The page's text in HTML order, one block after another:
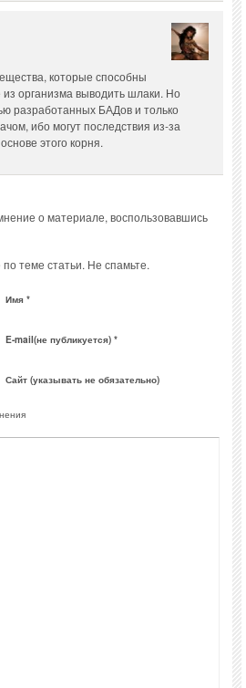
которые способны
организма выводить шлаки. Но
разработанных БАДов и только
ибо могут последствия из-за
этого корня.
о материале, воспользовавшись
теме статьи. Не спамьте.
Имя *
E-mail(не публикуется) *
Сайт (указывать не обязательно)